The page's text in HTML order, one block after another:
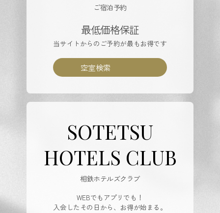
ご宿泊予約
最低価格保証
当サイトからのご予約が最もお得です
空室検索
SOTETSU
HOTELS CLUB
相鉄ホテルズクラブ
WEBでもアプリでも！
入会したその日から、お得が始まる。